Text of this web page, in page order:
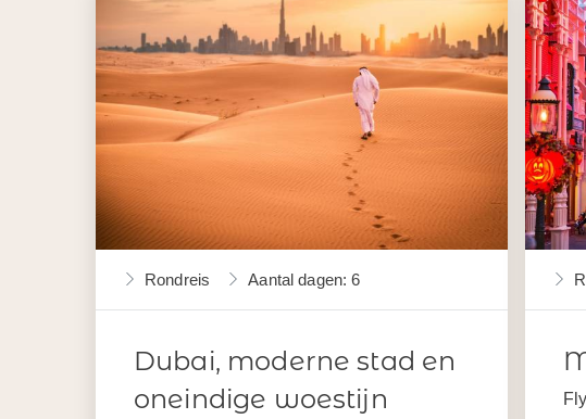
Rondreis Aantal dagen: 6
Dubai, moderne stad en
oneindige woestijn